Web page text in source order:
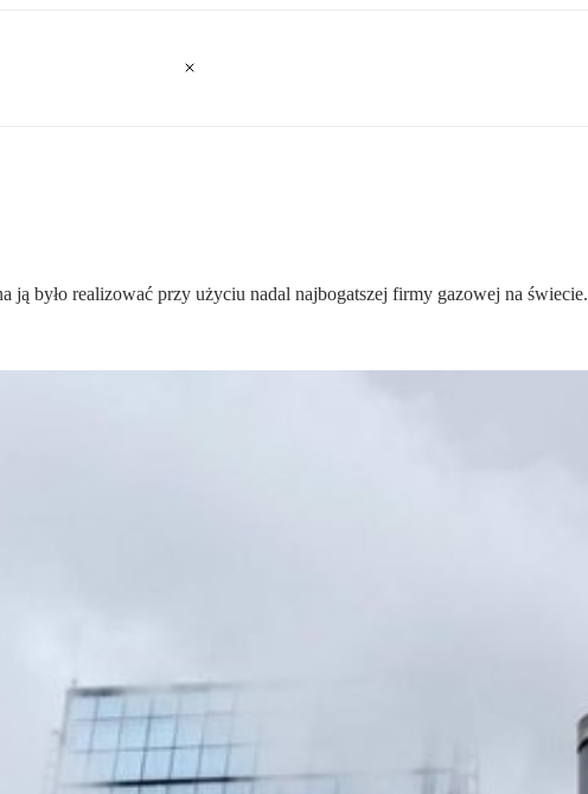
było realizować przy użyciu nadal najbogatszej firmy gazowej na świecie.